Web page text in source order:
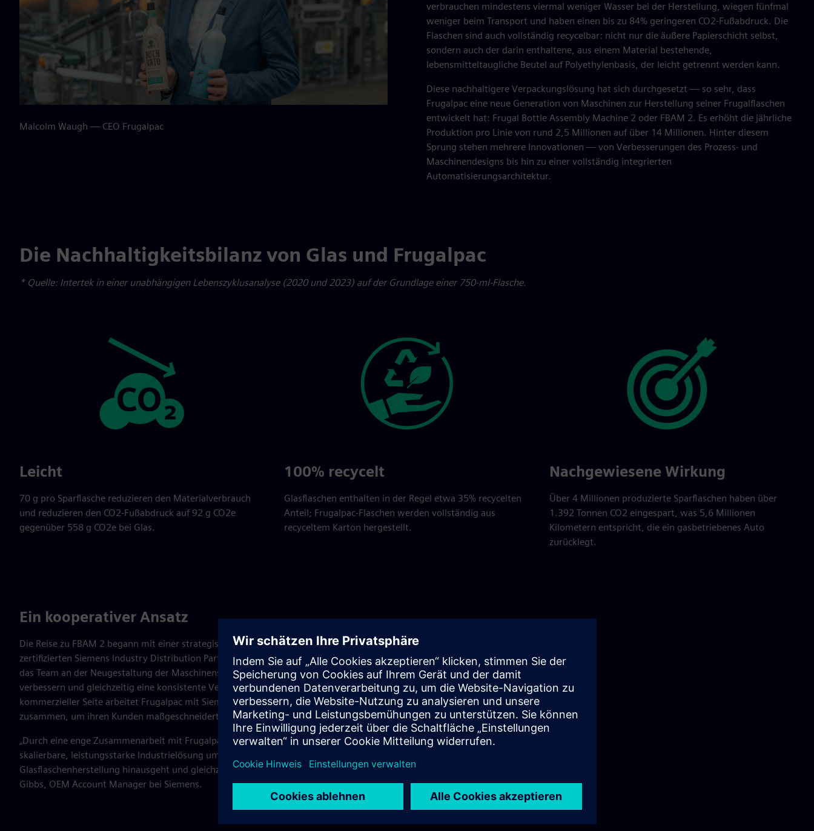
Malcolm Waugh — CEO Frugalpac
verbrauchen mindestens viermal weniger Wasser bei der Herstellung, wiegen fünfmal
weniger beim Transport und haben einen bis zu 84% geringeren CO2-Fußabdruck. Die
Flaschen sind auch vollständig recycelbar: nicht nur die äußere Papierschicht selbst,
sondern auch der darin enthaltene, aus einem Material bestehende,
lebensmitteltaugliche Beutel auf Polyethylenbasis, der leicht getrennt werden kann.
Diese nachhaltigere Verpackungslösung hat sich durchgesetzt — so sehr, dass
Frugalpac eine neue Generation von Maschinen zur Herstellung seiner Frugalflaschen
entwickelt hat: Frugal Bottle Assembly Machine 2 oder FBAM 2. Es erhöht die jährliche
Produktion pro Linie von rund 2,5 Millionen auf über 14 Millionen. Hinter diesem
Sprung stehen mehrere Innovationen — von Verbesserungen des Prozess- und
Maschinendesigns bis hin zu einer vollständig integrierten
Automatisierungsarchitektur.
Die Nachhaltigkeitsbilanz von Glas und Frugalpac
* Quelle: Intertek in einer unabhängigen Lebenszyklusanalyse (2020 und 2023) auf der Grundlage einer 750-ml-Flasche.
Leicht
70 g pro Sparflasche reduzieren den Materialverbrauch
und reduzieren den CO2-Fußabdruck auf 92 g CO2e
gegenüber 558 g CO2e bei Glas.
100% recycelt
Glasflaschen enthalten in der Regel etwa 35% recycelten
Anteil; Frugalpac-Flaschen werden vollständig aus
recyceltem Karton hergestellt.
Nachgewiesene Wirkung
Über 4 Millionen produzierte Sparflaschen haben über
1.392 Tonnen CO2 eingespart, was 5,6 Millionen
Kilometern entspricht, die ein gasbetriebenes Auto
zurücklegt.
Ein kooperativer Ansatz
Die Reise zu FBAM 2 begann mit einer strategischen Partnerschaft, in der wir mit Frugalpac und Underwoods, einem
zertifizierten Siemens Industry Distribution Partner, zusammenkamen. Über einen Zeitraum von zehn Monaten arbeitete
das Team an der Neugestaltung der Maschinensteuerung, um die Skalierbarkeit, Zuverlässigkeit und Effizienz zu
verbessern und gleichzeitig eine konsistente Verarbeitung von zu 100% recyceltem Material sicherzustellen. Auf
kommerzieller Seite arbeitet Frugalpac mit Siemens Financial Services — unserer B2B-Finanzierungsabteilung —
zusammen, um ihren Kunden maßgeschneiderte Zahlungslösungen anzubieten.
„Durch eine enge Zusammenarbeit mit Frugalpac und Underwoods haben wir ein innovatives Konzept in eine
skalierbare, leistungsstarke Industrielösung umgewandelt, die über das Produktionsniveau der konventionellen
Glasflaschenherstellung hinausgeht und gleichzeitig die Getränkeindustrie deutlich dekarbonisiert“, kommentiert Olly
Gibbs, OEM Account Manager bei Siemens.